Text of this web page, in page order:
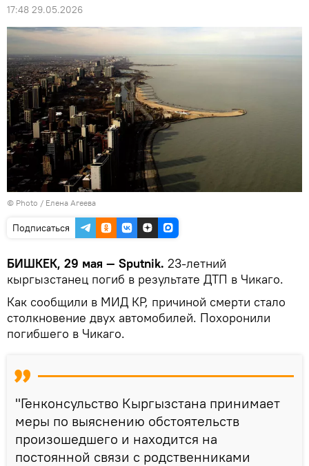
17:48 29.05.2026
© Photo / Елена Агеева
Подписаться
БИШКЕК, 29 мая — Sputnik. 23-летний
кыргызстанец погиб в результате ДТП в Чикаго.
Как сообщили в МИД КР, причиной смерти стало
столкновение двух автомобилей. Похоронили
погибшего в Чикаго.
"Генконсульство Кыргызстана принимает
меры по выяснению обстоятельств
произошедшего и находится на
постоянной связи с родственниками